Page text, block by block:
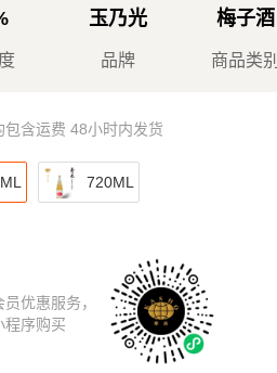
玉乃光
品牌
梅子酒
商品类别
含运费 48小时内发货
720ML
优惠服务，
程序购买